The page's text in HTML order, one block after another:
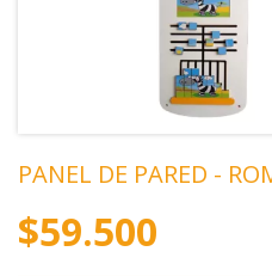
PANEL DE PARED -
$59.500